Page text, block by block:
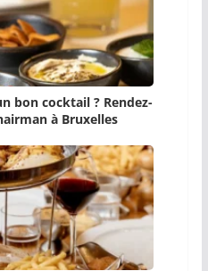
bon cocktail ? Rendez-
à Bruxelles